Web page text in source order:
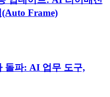
Frame)
돌파: AI 업무 도구,